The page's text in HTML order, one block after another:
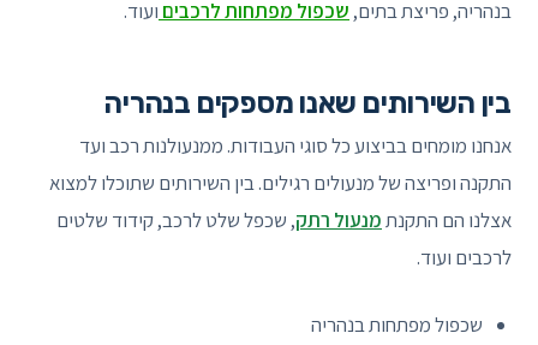
בנהריה, פריצת בתים, שכפול מפתחות לרכבים ועוד.
בין השירותים שאנו מספקים בנהריה
אנחנו מומחים בביצוע כל סוגי העבודות. ממנעולנות רכב ועד
התקנה ופריצה של מנעולים רגילים. בין השירותים שתוכלו למצוא
אצלנו הם התקנתמנעול רתק, שכפל שלט לרכב, קידוד שלטים
לרכבים ועוד.
שכפול מפתחות בנהריה